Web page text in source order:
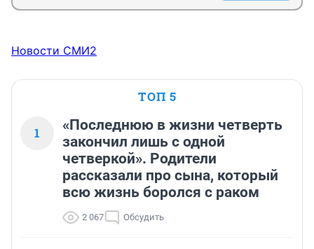
Новости СМИ2
ТОП 5
1
«Последнюю в жизни четверть
закончил лишь с одной
четверкой». Родители
рассказали про сына, который
всю жизнь боролся с раком
2 067 Обсудить